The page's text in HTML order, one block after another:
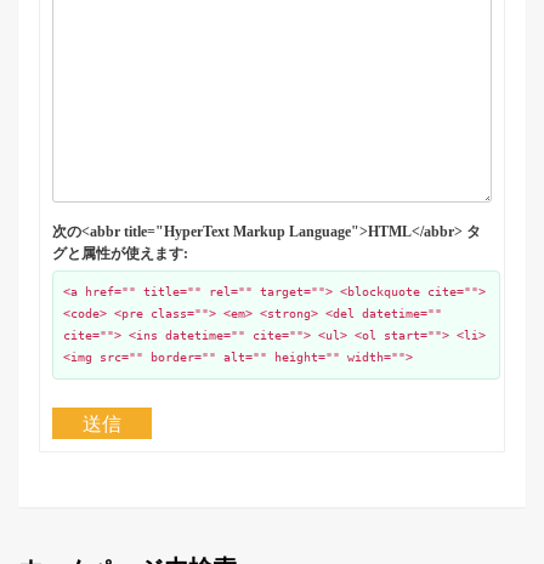
次の<abbr title="HyperText Markup Language">HTML</abbr> タ
グと属性が使えます:
<a href="" title="" rel="" target=""> <blockquote cite="">
<code> <pre class=""> <em> <strong> <del datetime=""
cite=""> <ins datetime="" cite=""> <ul> <ol start=""> <li>
<img src="" border="" alt="" height="" width="">
送信